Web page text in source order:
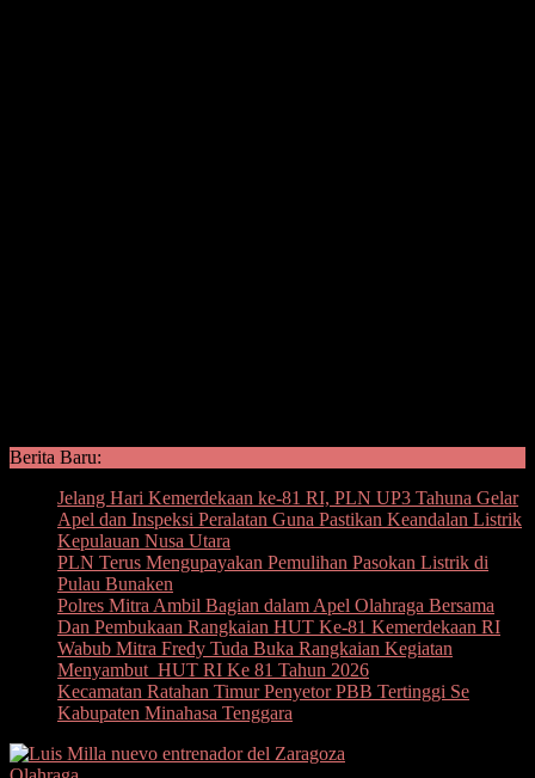
Berita Baru:
Jelang Hari Kemerdekaan ke-81 RI, PLN UP3 Tahuna Gelar
Apel dan Inspeksi Peralatan Guna Pastikan Keandalan Listrik
Kepulauan Nusa Utara
PLN Terus Mengupayakan Pemulihan Pasokan Listrik di
Pulau Bunaken
Polres Mitra Ambil Bagian dalam Apel Olahraga Bersama
Dan Pembukaan Rangkaian HUT Ke-81 Kemerdekaan RI
Wabub Mitra Fredy Tuda Buka Rangkaian Kegiatan
Menyambut HUT RI Ke 81 Tahun 2026
Kecamatan Ratahan Timur Penyetor PBB Tertinggi Se
Kabupaten Minahasa Tenggara